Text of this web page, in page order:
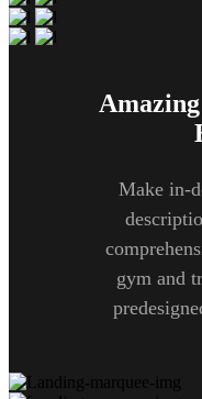
Make in-
gym and